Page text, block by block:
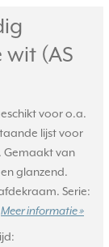
(AS
voor o.a.
lijst voor
Gemaakt van
glanzend.
Serie:
Meer informatie »